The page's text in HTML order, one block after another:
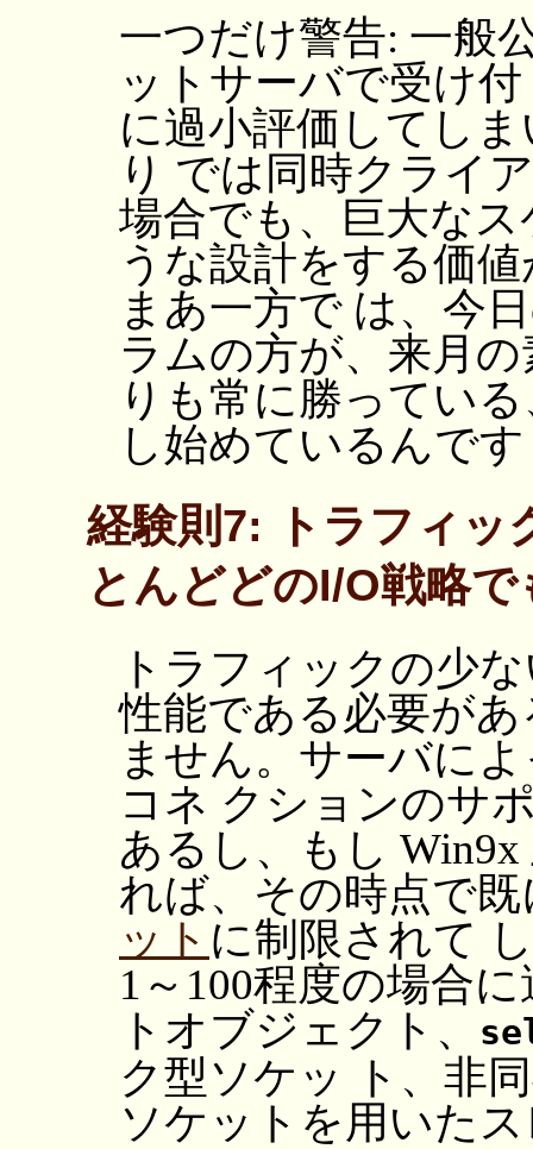
一つだけ警告: 一般
ットサーバで受け
に過小評価してし
り では同時クライ
場合でも、巨大な
うな設計をする価
まあ一方で は、今
ラムの方が、来月
りも常に勝ってい
し始めているんで
経験則7: トラフィッ
とんどどのI/O戦略
トラフィックの少
性能である必要が
ません。サーバに
コネ クションのサ
あるし、もし
れば、その時点で
ット に制限されて
1～100程度の場合
トオブジェクト、
ク型ソケッ ト、非
ソケットを用いた